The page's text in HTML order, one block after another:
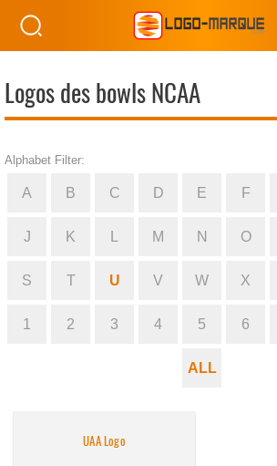
Logos des bowls NCAA
Alphabet Filter:
A B C D E F
J K M N O
S T U V W X
1 2 3 4 5 6
ALL
UAA Logo